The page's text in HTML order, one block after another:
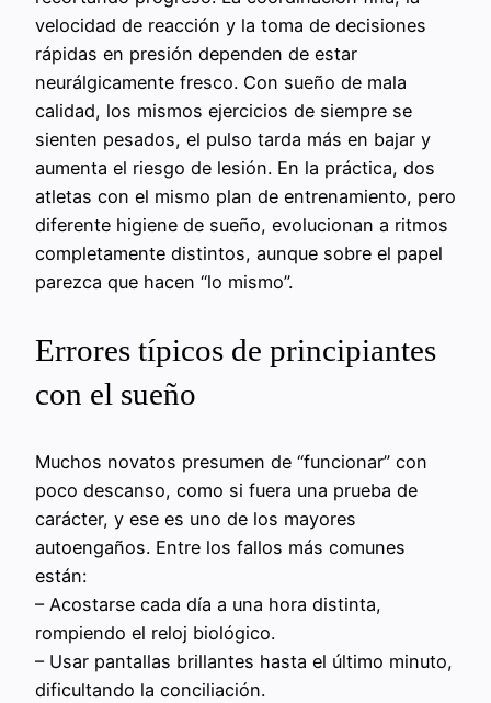
velocidad de reacción y la toma de decisiones
rápidas en presión dependen de estar
neurálgicamente fresco. Con sueño de mala
calidad, los mismos ejercicios de siempre se
sienten pesados, el pulso tarda más en bajar y
aumenta el riesgo de lesión. En la práctica, dos
atletas con el mismo plan de entrenamiento, pero
diferente higiene de sueño, evolucionan a ritmos
completamente distintos, aunque sobre el papel
parezca que hacen “lo mismo”.
Errores típicos de principiantes
con el sueño
Muchos novatos presumen de “funcionar” con
poco descanso, como si fuera una prueba de
carácter, y ese es uno de los mayores
autoengaños. Entre los fallos más comunes
están:
– Acostarse cada día a una hora distinta,
rompiendo el reloj biológico.
– Usar pantallas brillantes hasta el último minuto,
dificultando la conciliación.